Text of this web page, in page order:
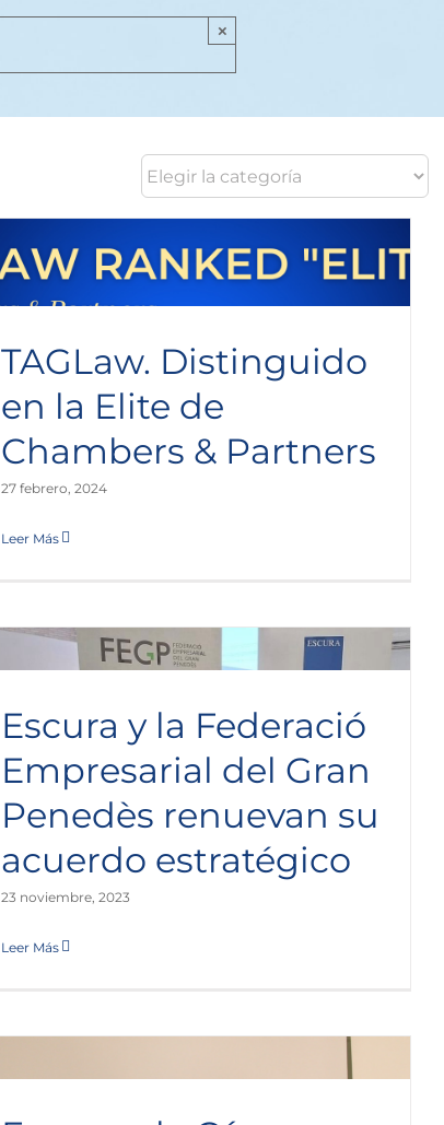
×
TAGLaw. Distinguido
en la Elite de
Chambers & Partners
27 febrero, 2024
Leer Más
Escura y la Federació
Empresarial del Gran
Penedès renuevan su
acuerdo estratégico
23 noviembre, 2023
Leer Más